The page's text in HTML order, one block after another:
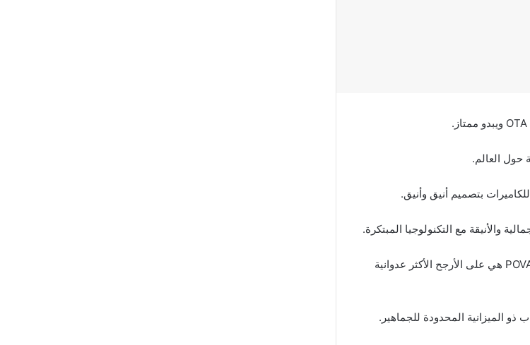
اليوم، تقدم TECNO مجموعة واسعة من الأجهزة الذكية ولكن بالتأكيد سلسلة POVA هي على الأرجح الأكثر عدوانية